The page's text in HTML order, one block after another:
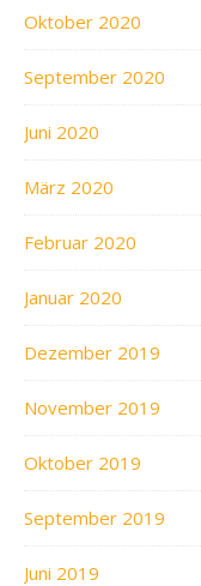
Oktober 2020
September 2020
Juni 2020
März 2020
Februar 2020
Januar 2020
Dezember 2019
November 2019
Oktober 2019
September 2019
Juni 2019